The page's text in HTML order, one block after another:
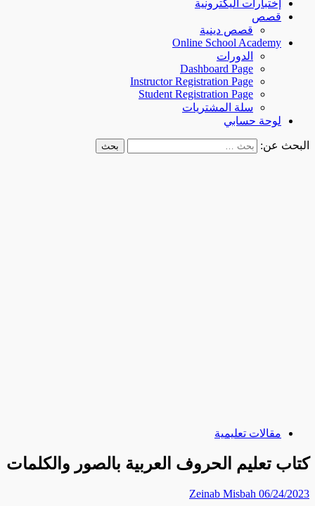
إختبارات اليكترونية
قصص
قصص دينية
Online School Academy
الدورات
Dashboard Page
Instructor Registration Page
Student Registration Page
سلة المشتريات
لوحة حسابي
البحث عن:
مقالات تعليمية
كتاب تعليم الحروف العربية بالصور والكلمات
Zeinab Misbah 06/24/2023